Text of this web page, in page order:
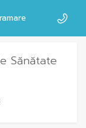
Sănătate